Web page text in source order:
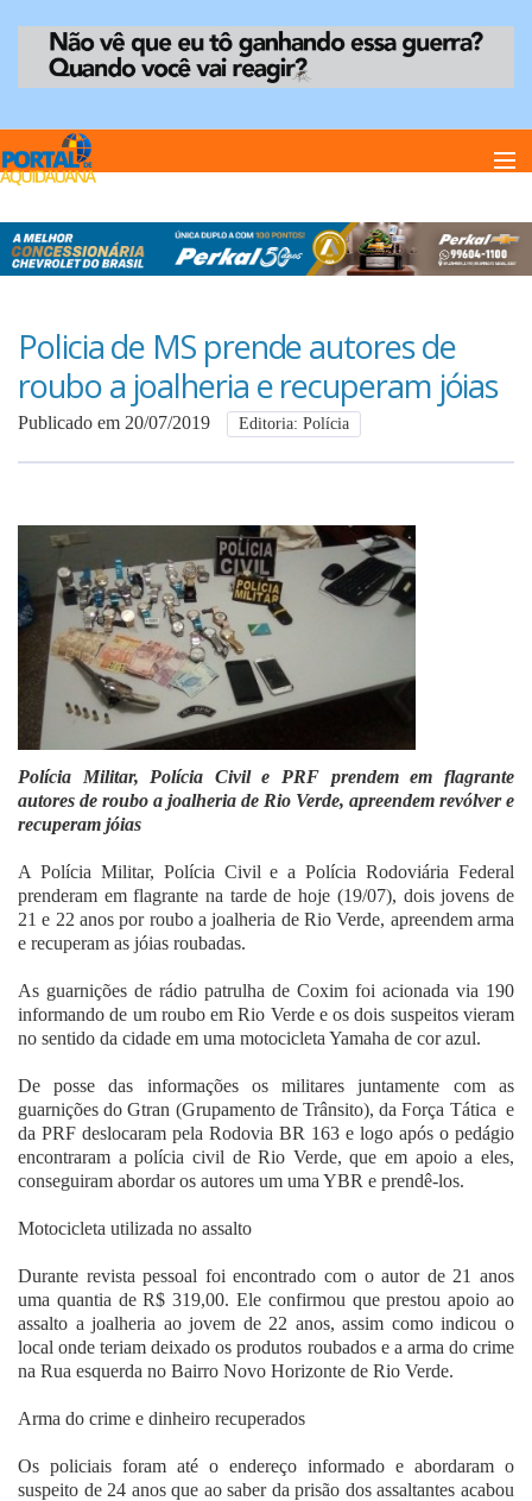
Home
Anuncie
Anuncie
Fale Conosco
Policia de MS prende autores de
roubo a joalheria e recuperam jóias
Publicado em 20/07/2019 Editoria: Polícia
Polícia Militar, Polícia Civil e PRF prendem em flagrante
autores de roubo a joalheria de Rio Verde, apreendem revólver e
recuperam jóias
A Polícia Militar, Polícia Civil e a Polícia Rodoviária Federal
prenderam em flagrante na tarde de hoje (19/07), dois jovens de
21 e 22 anos por roubo a joalheria de Rio Verde, apreendem arma
e recuperam as jóias roubadas.
As guarnições de rádio patrulha de Coxim foi acionada via 190
informando de um roubo em Rio Verde e os dois suspeitos vieram
no sentido da cidade em uma motocicleta Yamaha de cor azul.
De posse das informações os militares juntamente com as
guarnições do Gtran (Grupamento de Trânsito), da Força Tática e
da PRF deslocaram pela Rodovia BR 163 e logo após o pedágio
encontraram a polícia civil de Rio Verde, que em apoio a eles,
conseguiram abordar os autores um uma YBR e prendê-los.
Motocicleta utilizada no assalto
Durante revista pessoal foi encontrado com o autor de 21 anos
uma quantia de R$ 319,00. Ele confirmou que prestou apoio ao
assalto a joalheria ao jovem de 22 anos, assim como indicou o
local onde teriam deixado os produtos roubados e a arma do crime
na Rua esquerda no Bairro Novo Horizonte de Rio Verde.
Arma do crime e dinheiro recuperados
Os policiais foram até o endereço informado e abordaram o
suspeito de 24 anos que ao saber da prisão dos assaltantes acabou